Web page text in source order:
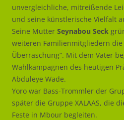
unvergleichliche, mitreißende
und seine künstlerische Vielfalt
Seine Mutter Seynabou Seck
weiteren Familienmitgliedern die
Überraschung“. Mit dem Vater
Wahlkampagnen des heutigen
Abduleye Wade.
Yoro war Bass-Trommler der
später die Gruppe XALAAS, die
Feste in Mbour begleiten.